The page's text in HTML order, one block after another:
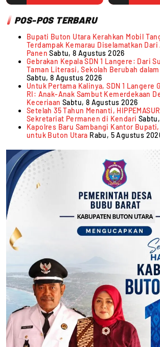
POS-POS TERBARU
Bupati Buton Utara Kerahkan Mobil
Terdampak Kemarau Diselamatkan Dari
Panen Sabtu, 8 Agustus 2026
Gebrakan Kepala SDN 1 Langere: Dari
Taman Literasi, Sekolah Berubah
Sabtu, 8 Agustus 2026
Untuk Pertama Kalinya, SDN 1 Langere
RI: Anak-Anak Sambut Kemerdekaan
Keceriaan Sabtu, 8 Agustus 2026
Setelah 35 Tahun Menanti,
Sekretariat Permanen di Kendari
Kapolres Baru Sambangi Kantor
untuk Buton Utara Rabu, 5 Agustus